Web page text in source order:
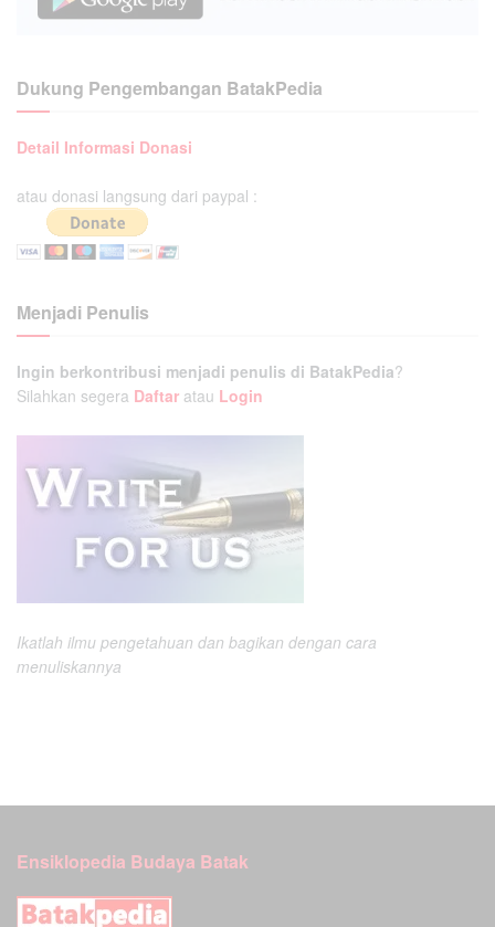
Dukung Pengembangan BatakPedia
Detail Informasi Donasi
atau donasi langsung dari paypal :
Menjadi Penulis
Ingin berkontribusi menjadi penulis di BatakPedia?
Silahkan segera Daftar atau Login
Ikatlah ilmu pengetahuan dan bagikan dengan cara
menuliskannya
Ensiklopedia Budaya Batak